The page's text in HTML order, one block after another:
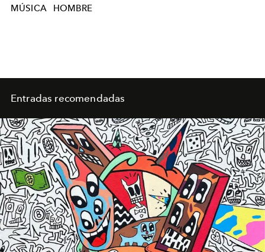
MÚSICA HOMBRE
Entradas recomendadas